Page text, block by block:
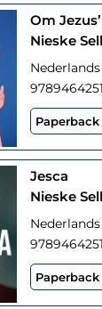
Om
Nieske
Jesca
Nieske
Nederlands